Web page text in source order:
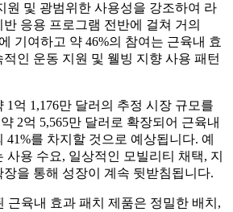
원 및 광범위한 사용성을 강조하여 라
응용 프로그램 전반에 걸쳐 거의
기여하고 약 46%의 참여는 근육내 효
인 운동 지원 및 웰빙 지향 사용 패턴
1억 1,176만 달러의 추정 시장 규모를
2억 5,565만 달러로 확장되어 근육내
41%를 차지할 것으로 예상됩니다. 예
사용 수요, 일상적인 모빌리티 채택, 지
을 통해 성장이 계속 뒷받침됩니다.
근육내 효과 패치 제품은 정밀한 배치,